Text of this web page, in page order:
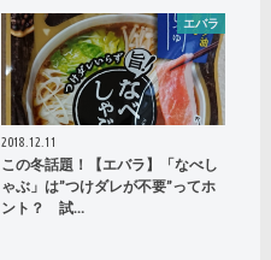
エバラ
2018.12.11
この冬話題！【エバラ】「なべし
ゃぶ」は”つけダレが不要”ってホ
ント？ 試…